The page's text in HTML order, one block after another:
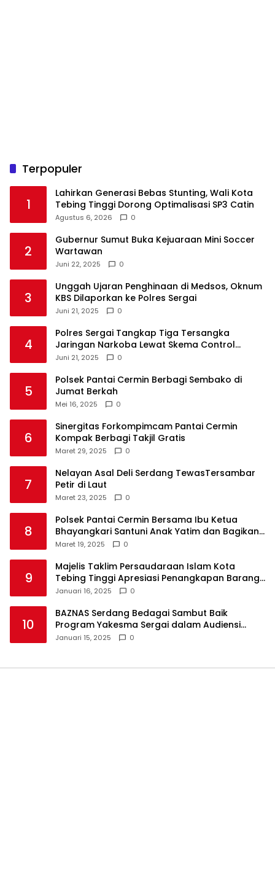
Terpopuler
1
Lahirkan Generasi Bebas Stunting, Wali Kota
Tebing Tinggi Dorong Optimalisasi SP3 Catin
Agustus 6, 2026 0
2
Gubernur Sumut Buka Kejuaraan Mini Soccer
Wartawan
Juni 22, 2025 0
3
Unggah Ujaran Penghinaan di Medsos, Oknum
KBS Dilaporkan ke Polres Sergai
Juni 21, 2025 0
4
Polres Sergai Tangkap Tiga Tersangka
Jaringan Narkoba Lewat Skema Control
Delivery
Juni 21, 2025 0
5
Polsek Pantai Cermin Berbagi Sembako di
Jumat Berkah
Mei 16, 2025 0
6
Sinergitas Forkompimcam Pantai Cermin
Kompak Berbagi Takjil Gratis
Maret 29, 2025 0
7
Nelayan Asal Deli Serdang TewasTersambar
Petir di Laut
Maret 23, 2025 0
8
Polsek Pantai Cermin Bersama Ibu Ketua
Bhayangkari Santuni Anak Yatim dan Bagikan
Takjil
Maret 19, 2025 0
9
Majelis Taklim Persaudaraan Islam Kota
Tebing Tinggi Apresiasi Penangkapan Barang
Haram
Januari 16, 2025 0
10
BAZNAS Serdang Bedagai Sambut Baik
Program Yakesma Sergai dalam Audiensi
Perkenalan Pengurus Baru
Januari 15, 2025 0